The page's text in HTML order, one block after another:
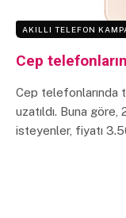
AKILLI TELEFON
Cep
Cep telefonlarında
uzatıldı. Buna göre,
isteyenler, fiyatı